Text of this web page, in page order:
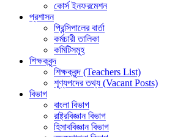
কোর্স ইনফরমেশন
প্রশাসন
প্রিন্সিপালের বার্তা
কর্মচারী তালিকা
কমিটিসমূহ
শিক্ষকবৃন্দ
শিক্ষকবৃন্দ (Teachers List)
শূণ্যপদের তথ্য (Vacant Posts)
বিভাগ
বাংলা বিভাগ
রাষ্ট্রবিজ্ঞান বিভাগ
হিসাববিজ্ঞান বিভাগ